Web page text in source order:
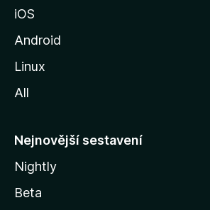
M
o
l
y
iOS
Android
Linux
All
Nejnovější sestavení
Nightly
Beta